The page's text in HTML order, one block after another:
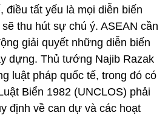
điều tất yếu là mọi diễn biến
thu hút sự chú ý. ASEAN cần
giải quyết những diễn biến
dựng. Thủ tướng Najib Razak
luật pháp quốc tế, trong đó có
Biển 1982 (UNCLOS) phải
định về can dự và các hoạt